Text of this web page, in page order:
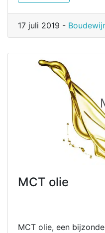
17 juli 2019 -
MCT olie
MCT olie, een